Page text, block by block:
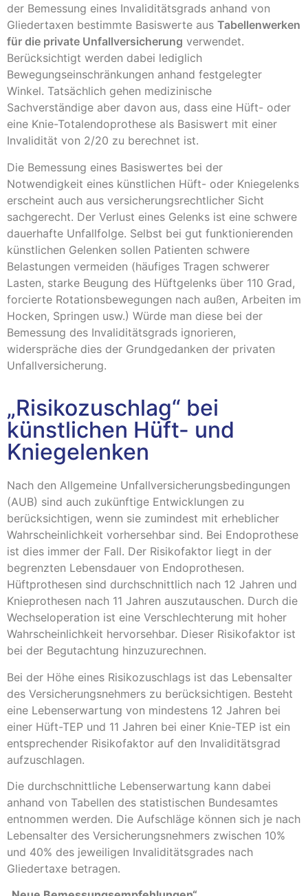
der Bemessung eines Invaliditätsgrads anhand von
Gliedertaxen bestimmte Basiswerte aus Tabellenwerken
für die private Unfallversicherung verwendet.
Berücksichtigt werden dabei lediglich
Bewegungseinschränkungen anhand festgelegter
Winkel. Tatsächlich gehen medizinische
Sachverständige aber davon aus, dass eine Hüft- oder
eine Knie-Totalendoprothese als Basiswert mit einer
Invalidität von 2/20 zu berechnet ist.
Die Bemessung eines Basiswertes bei der
Notwendigkeit eines künstlichen Hüft- oder Kniegelenks
erscheint auch aus versicherungsrechtlicher Sicht
sachgerecht. Der Verlust eines Gelenks ist eine schwere
dauerhafte Unfallfolge. Selbst bei gut funktionierenden
künstlichen Gelenken sollen Patienten schwere
Belastungen vermeiden (häufiges Tragen schwerer
Lasten, starke Beugung des Hüftgelenks über 110 Grad,
forcierte Rotationsbewegungen nach außen, Arbeiten im
Hocken, Springen usw.) Würde man diese bei der
Bemessung des Invaliditätsgrads ignorieren,
widerspräche dies der Grundgedanken der privaten
Unfallversicherung.
„Risikozuschlag“ bei
künstlichen Hüft- und
Kniegelenken
Nach den Allgemeine Unfallversicherungsbedingungen
(AUB) sind auch zukünftige Entwicklungen zu
berücksichtigen, wenn sie zumindest mit erheblicher
Wahrscheinlichkeit vorhersehbar sind. Bei Endoprothese
ist dies immer der Fall. Der Risikofaktor liegt in der
begrenzten Lebensdauer von Endoprothesen.
Hüftprothesen sind durchschnittlich nach 12 Jahren und
Knieprothesen nach 11 Jahren auszutauschen. Durch die
Wechseloperation ist eine Verschlechterung mit hoher
Wahrscheinlichkeit hervorsehbar. Dieser Risikofaktor ist
bei der Begutachtung hinzuzurechnen.
Bei der Höhe eines Risikozuschlags ist das Lebensalter
des Versicherungsnehmers zu berücksichtigen. Besteht
eine Lebenserwartung von mindestens 12 Jahren bei
einer Hüft-TEP und 11 Jahren bei einer Knie-TEP ist ein
entsprechender Risikofaktor auf den Invaliditätsgrad
aufzuschlagen.
Die durchschnittliche Lebenserwartung kann dabei
anhand von Tabellen des statistischen Bundesamtes
entnommen werden. Die Aufschläge können sich je nach
Lebensalter des Versicherungsnehmers zwischen 10%
und 40% des jeweiligen Invaliditätsgrades nach
Gliedertaxe betragen.